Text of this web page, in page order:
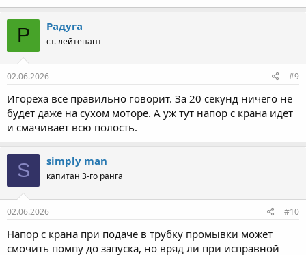
Р Радуга
ст. лейтенант
02.06.2026 #9
Игореха все правильно говорит. За 20 секунд ничего не
будет даже на сухом моторе. А уж тут напор с крана идет
и смачивает всю полость.
S simply man
капитан 3-го ранга
02.06.2026 #10
Напор с крана при подаче в трубку промывки может
смочить помпу до запуска, но вряд ли при исправной